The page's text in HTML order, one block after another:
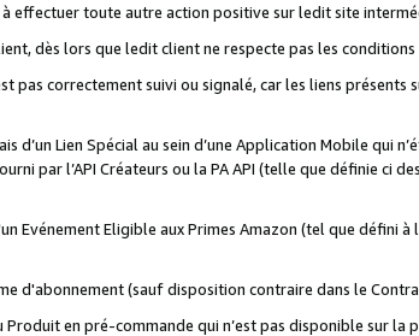
effectuer toute autre action positive sur ledit site
dès lors que ledit client ne respecte pas les
pas correctement suivi ou signalé, car les liens
d’un Lien Spécial au sein d’une Application Mobile qui
par l’API Créateurs ou la PA API (telle que définie ci
Evénement Eligible aux Primes Amazon (tel que défini
d'abonnement (sauf disposition contraire dans le
en pré-commande qui n’est pas disponible sur la